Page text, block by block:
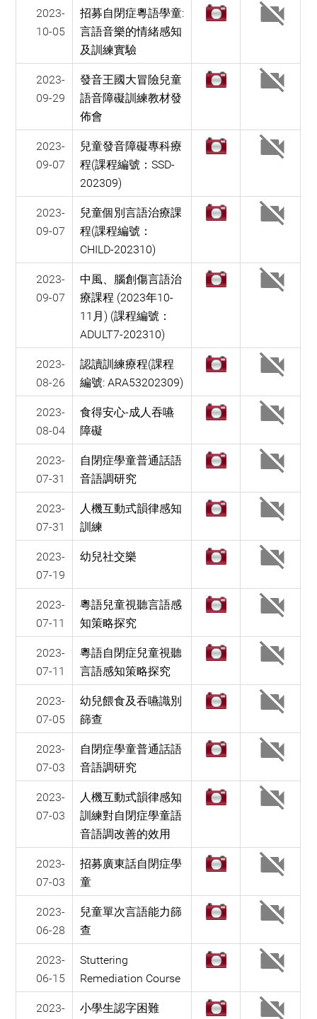
2023-
10-05
招募自閉症粵語學童:
言語音樂的情緒感知
及訓練實驗
2023-
09-29
發音王國大冒險兒童
語音障礙訓練教材發
佈會
2023-
09-07
兒童發音障礙專科療
程(課程編號：SSD-
202309)
2023-
09-07
兒童個別言語治療課
程(課程編號：
CHILD-202310)
2023-
09-07
中風、腦創傷言語治
療課程 (2023年10-
11月) (課程編號：
ADULT7-202310)
2023-
08-26
認讀訓練療程(課程
編號: ARA53202309)
2023-
08-04
食得安心-成人吞嚥
障礙
2023-
07-31
自閉症學童普通話語
音語調研究
2023-
07-31
人機互動式韻律感知
訓練
2023-
07-19
幼兒社交樂
2023-
07-11
粵語兒童視聽言語感
知策略探究
2023-
07-11
粵語自閉症兒童視聽
言語感知策略探究
2023-
07-05
幼兒餵食及吞嚥識別
篩查
2023-
07-03
自閉症學童普通話語
音語調研究
2023-
07-03
人機互動式韻律感知
訓練對自閉症學童語
音語調改善的效用
2023-
07-03
招募廣東話自閉症學
童
2023-
06-28
兒童單次言語能力篩
查
2023-
06-15
Stuttering
Remediation Course
2023-
小學生認字困難